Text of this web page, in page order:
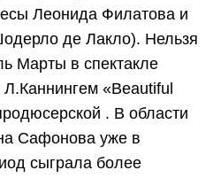
Леонида Филатова и
де Лакло). Нельзя
Марты в спектакле
«Beautiful
. В области
Сафонова уже в
сыграла более